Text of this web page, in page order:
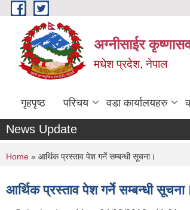
Skip to main content
अग्नीसाईर
मधेश प्रदेश, नेपाल
गृहपृष्ठ परिचय वडा कार्यालयहरु
News Update
You are here
Home » आर्थिक प्रस्ताव पेश गर्ने सम्बन्धी सूचना।
आर्थिक प्रस्ताव पेश गर्ने सम्बन्धी